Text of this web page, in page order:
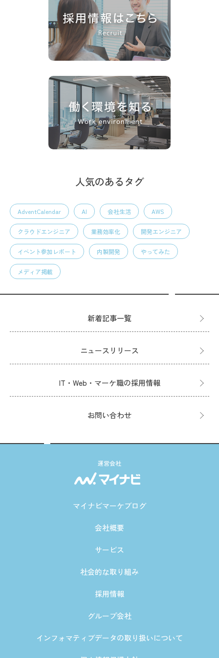
人気のあるタグ
AdventCalendar AI 会社生活 AWS
クラウドエンジニア 業務効率化 開発エンジニア
イベント参加レポート 内製開発 やってみた
メディア掲載
新着記事一覧
ニュースリリース
IT・Web・マーケ職の採用情報
お問い合わせ
運営会社
マイナビマーケブログ
会社概要
サービス
社会的な取り組み
採用情報
グループ会社
インフォマティブデータの取り扱いについて